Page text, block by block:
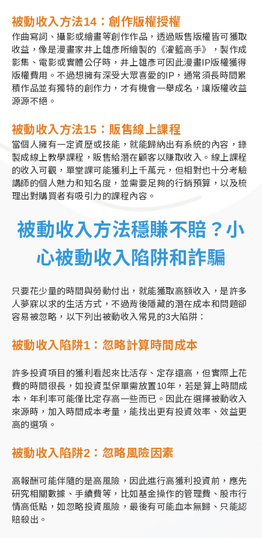
被動收入方法14：創作版權授權
作曲寫詞、攝影或繪畫等創作作品，透過販售版權皆可獲取
收益，像是漫畫家井上雄彥所繪製的《灌籃高手》，製作成
影集、電影或實體公仔時，井上雄彥可因此漫畫IP版權獲得
版權費用。不過想擁有深受大眾喜愛的IP，通常須長時間累
積作品並有獨特的創作力，才有機會一舉成名，讓版權收益
源源不絕。
被動收入方法15： 販售線上課程
當個人擁有一定資歷或技能，就能歸納出有系統的內容，錄
製成線上教學課程，販售給潛在顧客以賺取收入。線上課程
的收入可觀，單堂課可能獲利上千萬元，但相對也十分考驗
講師的個人魅力和知名度，並需要足夠的行銷預算，以及梳
理出對購買者有吸引力的課程內容。
被動收入方法穩賺不賠？小
心被動收入陷阱和詐騙
只要花少量的時間與勞動付出，就能獲取高額收入，是許多
人夢寐以求的生活方式，不過背後隱藏的潛在成本和問題卻
容易被忽略，以下列出被動收入常見的3大陷阱：
被動收入陷阱1：忽略計算時間成本
許多投資項目的獲利看起來比活存、定存還高，但實際上花
費的時間很長，如投資型保單需放置10年，若是算上時間成
本，年利率可能僅比定存高一些而已。因此在選擇被動收入
來源時，加入時間成本考量，能找出更有投資效率、效益更
高的選項。
被動收入陷阱2：忽略風險因素
高報酬可能伴隨的是高風險，因此進行高獲利投資前，應先
研究相關數據、手續費等，比如基金操作的管理費、股市行
情高低點，如忽略投資風險，最後有可能血本無歸、只能認
賠殺出。